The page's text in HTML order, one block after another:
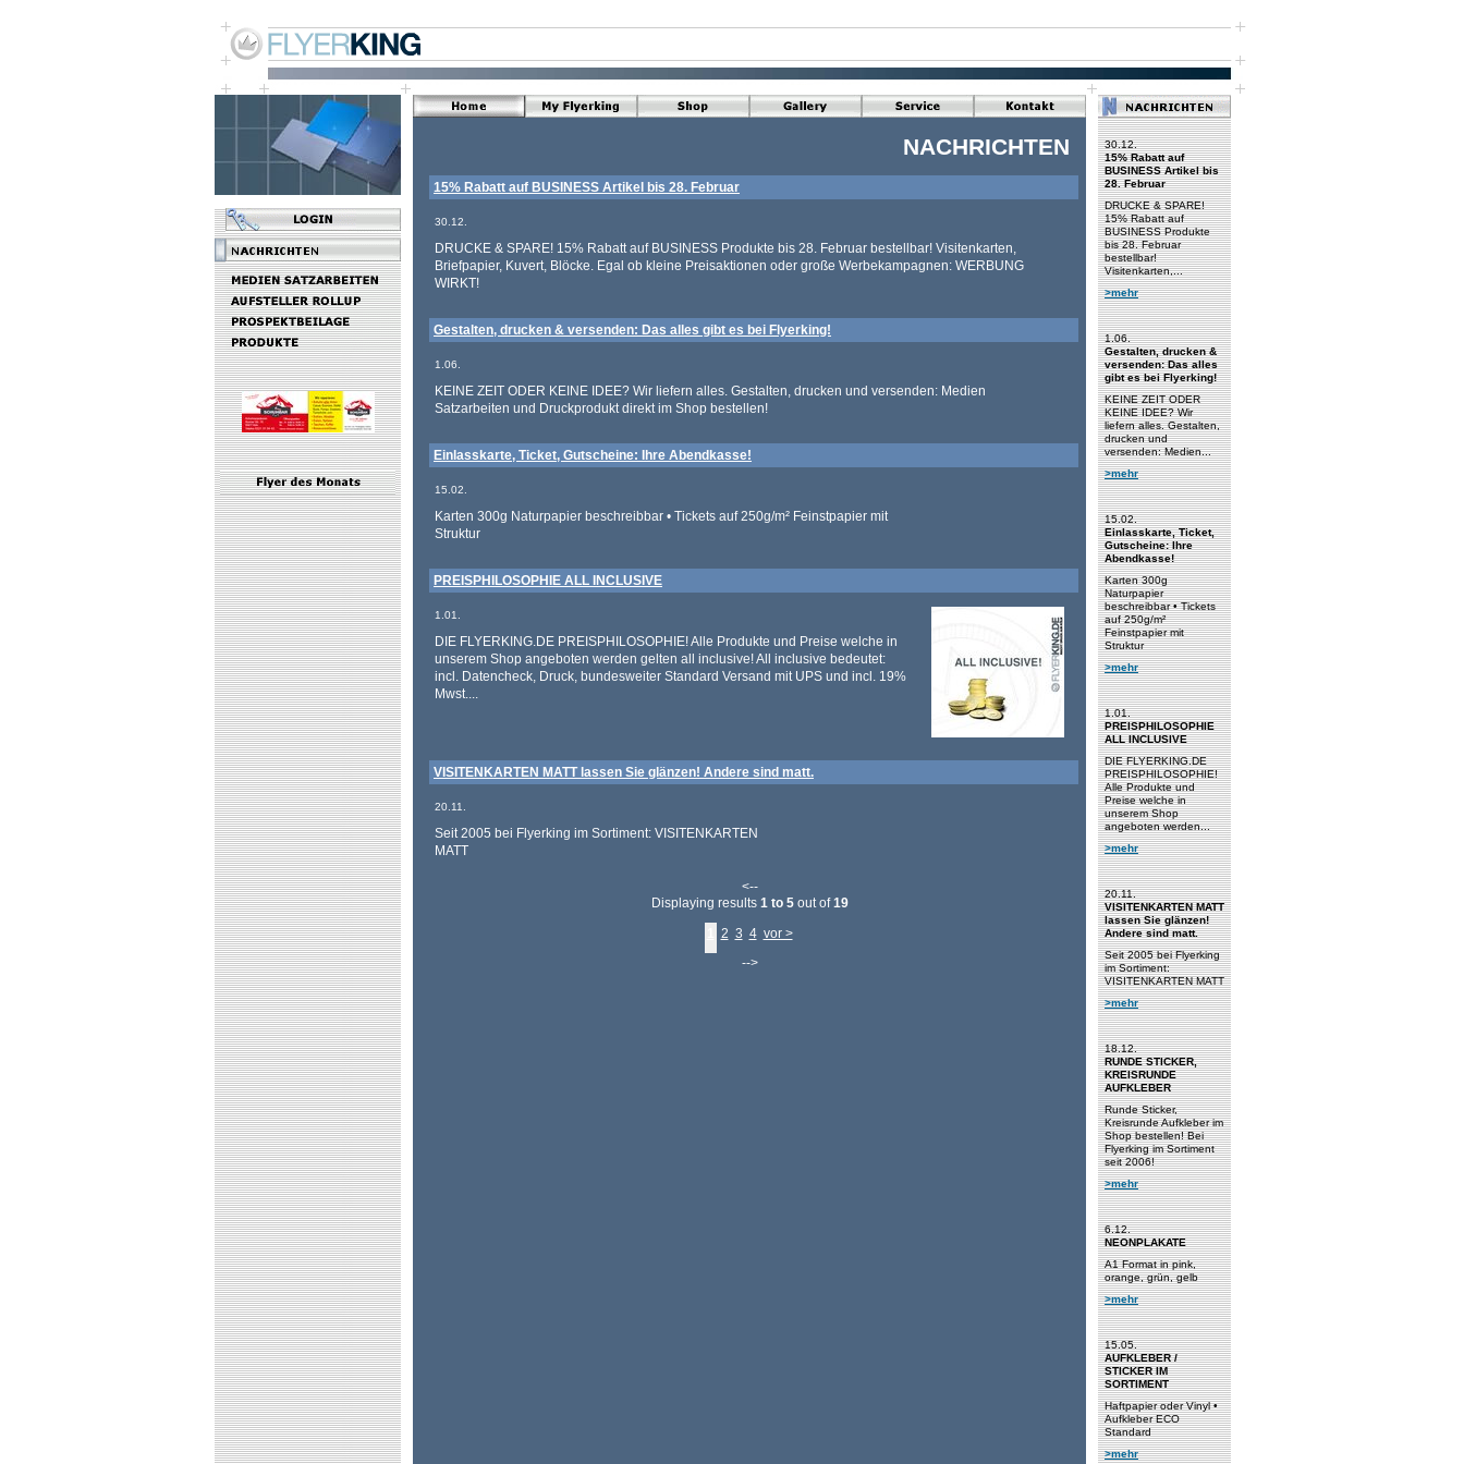
NACHRICHTEN
15% Rabatt auf BUSINESS Artikel bis 28. Februar
30.12.
DRUCKE & SPARE! 15% Rabatt auf BUSINESS Produkte bis 28. Februar bestellbar! Visitenkarten,
Briefpapier, Kuvert, Blöcke. Egal ob kleine Preisaktionen oder große Werbekampagnen: WERBUNG
WIRKT!
Gestalten, drucken & versenden: Das alles gibt es bei Flyerking!
1.06.
KEINE ZEIT ODER KEINE IDEE? Wir liefern alles. Gestalten, drucken und versenden: Medien
Satzarbeiten und Druckprodukt direkt im Shop bestellen!
Einlasskarte, Ticket, Gutscheine: Ihre Abendkasse!
15.02.
Karten 300g Naturpapier beschreibbar • Tickets auf 250g/m² Feinstpapier mit
Struktur
PREISPHILOSOPHIE ALL INCLUSIVE
1.01.
DIE FLYERKING.DE PREISPHILOSOPHIE! Alle Produkte und Preise welche in
unserem Shop angeboten werden gelten all inclusive! All inclusive bedeutet:
incl. Datencheck, Druck, bundesweiter Standard Versand mit UPS und incl. 19%
Mwst....
VISITENKARTEN MATT lassen Sie glänzen! Andere sind matt.
20.11.
Seit 2005 bei Flyerking im Sortiment: VISITENKARTEN
MATT
<--
Displaying results 1 to 5out of19
2 3 4 vor >
-->
30.12.
15% Rabatt auf
BUSINESS Artikel bis
28. Februar
DRUCKE & SPARE!
15% Rabatt auf
BUSINESS Produkte
bis 28. Februar
bestellbar!
Visitenkarten,...
>mehr
1.06.
Gestalten, drucken &
versenden: Das alles
gibt es bei Flyerking!
KEINE ZEIT ODER
KEINE IDEE? Wir
liefern alles. Gestalten,
drucken und
versenden: Medien...
>mehr
15.02.
Einlasskarte, Ticket,
Gutscheine: Ihre
Abendkasse!
Karten 300g
Naturpapier
beschreibbar • Tickets
auf 250g/m²
Feinstpapier mit
Struktur
>mehr
1.01.
PREISPHILOSOPHIE
ALL INCLUSIVE
DIE FLYERKING.DE
PREISPHILOSOPHIE!
Alle Produkte und
Preise welche in
unserem Shop
angeboten werden...
>mehr
20.11.
VISITENKARTEN MATT
lassen Sie glänzen!
Andere sind matt.
Seit 2005 bei Flyerking
im Sortiment:
VISITENKARTEN MATT
>mehr
18.12.
RUNDE STICKER,
KREISRUNDE
AUFKLEBER
Runde Sticker,
Kreisrunde Aufkleber im
Shop bestellen! Bei
Flyerking im Sortiment
seit 2006!
>mehr
6.12.
NEONPLAKATE
A1 Format in pink,
orange, grün, gelb
>mehr
15.05.
AUFKLEBER /
STICKER IM
SORTIMENT
Haftpapier oder Vinyl •
Aufkleber ECO
Standard
>mehr